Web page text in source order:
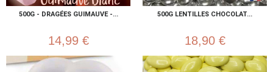
500G - DRAGÉES GUIMAUVE -...
14,99 €
500G LENTILLES CHOCOLAT...
18,90 €